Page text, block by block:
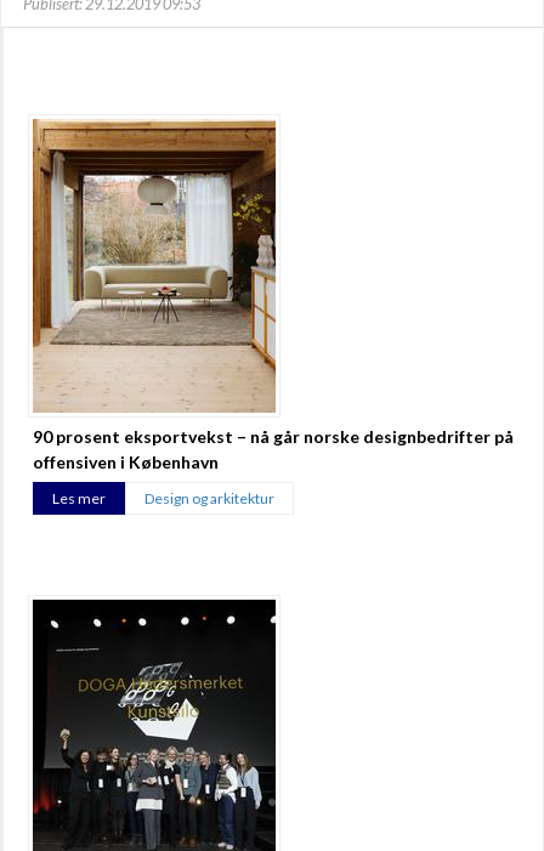
90 prosent eksportvekst – nå går norske designbedrifter på
offensiven i København
Les mer Design og arkitektur